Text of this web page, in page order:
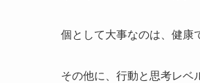
個として大事なのは、健康
その他に、行動と思考レベ